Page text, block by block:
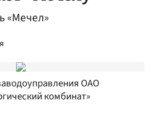
«Мечел»
ОАО
комбинат»